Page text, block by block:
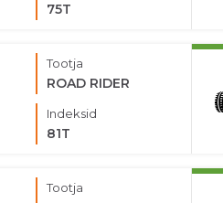
75T
Tootja
ROAD RIDER
Indeksid
81T
Tootja